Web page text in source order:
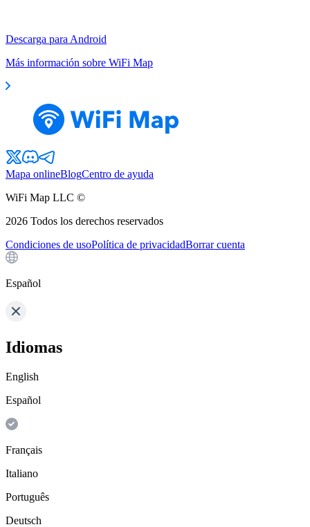
Descarga para Android
Más información sobre WiFi Map
Mapa onlineBlogCentro de ayuda
WiFi Map LLC ©
2026 Todos los derechos reservados
Condiciones de usoPolítica de privacidadBorrar cuenta
Español
Idiomas
English
Español
Français
Italiano
Português
Deutsch